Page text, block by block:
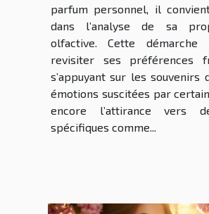
parfum personnel, il
dans l’analyse de sa
olfactive. Cette démarche
revisiter ses préférences
s’appuyant sur les souvenirs
émotions suscitées par
encore l’attirance vers
spécifiques comme...